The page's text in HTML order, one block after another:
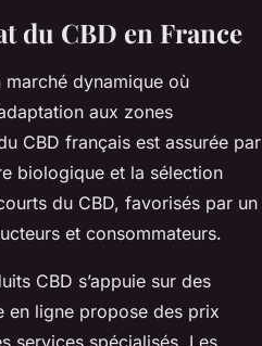
du CBD en France
marché dynamique où
aux zones
CBD français est assurée par
biologique et la sélection
du CBD, favorisés par un
et consommateurs.
CBD s’appuie sur des
en ligne propose des prix